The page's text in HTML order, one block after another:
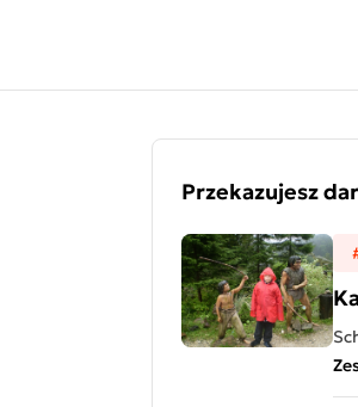
Przekazujesz